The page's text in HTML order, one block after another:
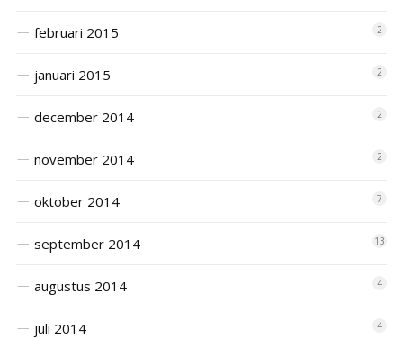
februari 2015 2
januari 2015 2
december 2014 2
november 2014 2
oktober 2014 7
september 2014 13
augustus 2014 4
juli 2014 4